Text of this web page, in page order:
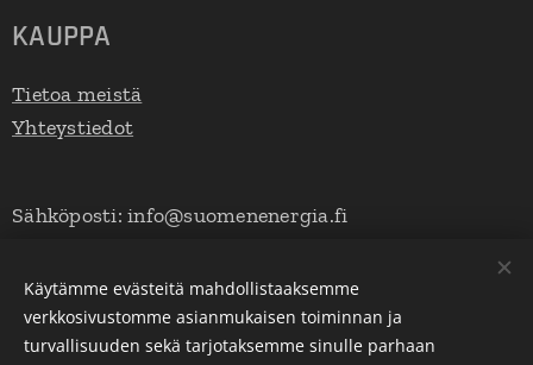
KAUPPA
Tietoa meistä
Yhteystiedot
Sähköposti: info@suomenenergia.fi
Evästeet
Käytämme evästeitä mahdollistaaksemme
verkkosivustomme asianmukaisen toiminnan ja
turvallisuuden sekä tarjotaksemme sinulle parhaan